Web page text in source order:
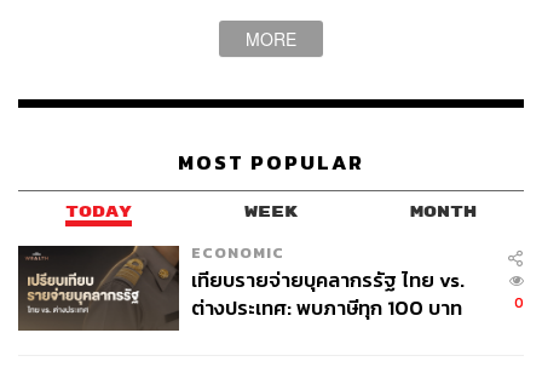
MORE
MOST POPULAR
TODAY WEEK MONTH
ECONOMIC
เทียบรายจ่ายบุคลากรรัฐ ไทย vs.
ต่างประเทศ: พบภาษีทุก 100 บาท
0